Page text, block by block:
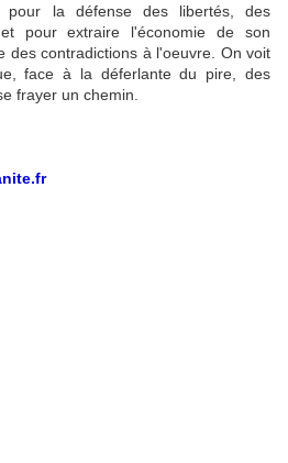
pour la défense des libertés, des
et pour extraire l'économie de son
des contradictions à l'oeuvre. On voit
face à la déferlante du pire, des
frayer un chemin.